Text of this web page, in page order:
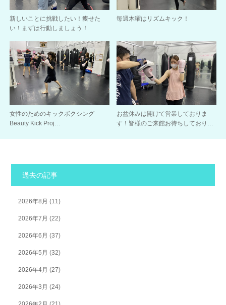
新しいことに挑戦したい！痩せた
い！まずは行動しましょう！
毎週木曜はリズムキック！
女性のためのキックボクシング
Beauty Kick Proj…
お盆休みは開けて営業しておりま
す！皆様のご来館お待ちしており…
過去の記事
2026年8月 (11)
2026年7月 (22)
2026年6月 (37)
2026年5月 (32)
2026年4月 (27)
2026年3月 (24)